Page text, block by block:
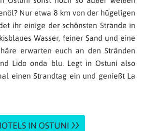
Nur etwa 8 km von der hügeligen
ihr einige der schönsten Strände in
Wasser, feiner Sand und eine
erwarten euch an den Stränden
Lido onda blu. Legt in Ostuni also
einen Strandtag ein und genießt La
IN OSTUNI